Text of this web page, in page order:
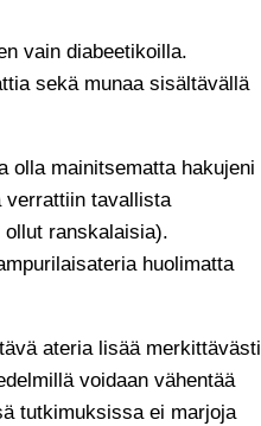
vain diabeetikoilla.
sekä munaa sisältävällä
olla mainitsematta hakujeni
verrattiin tavallista
ollut ranskalaisia).
huolimatta
ateria lisää merkittävästi
voidaan vähentää
tutkimuksissa ei marjoja